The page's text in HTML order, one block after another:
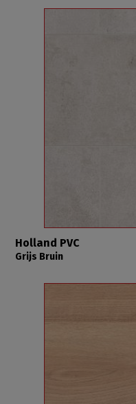
Holland PVC
Grijs Bruin